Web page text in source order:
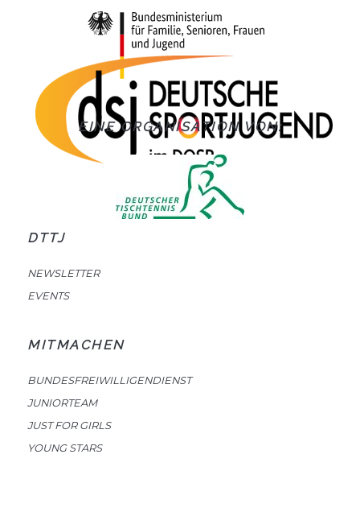
EINE ORGANISATION VON:
DTTJ
NEWSLETTER
EVENTS
MITMACHEN
BUNDESFREIWILLIGENDIENST
JUNIORTEAM
JUST FOR GIRLS
YOUNG STARS